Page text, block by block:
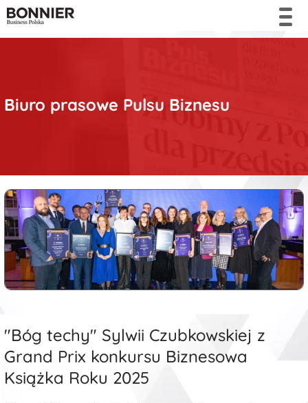
Biuro prasowe Pulsu Biznesu
"Bóg techy" Sylwii Czubkowskiej z
Grand Prix konkursu Biznesowa
Książka Roku 2025